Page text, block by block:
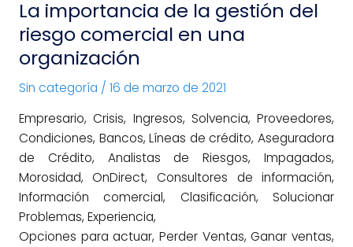
La importancia de la gestión del
riesgo comercial en una
organización
Sin categoría / 16 de marzo de 2021
Empresario, Crisis, Ingresos, Solvencia, Proveedores,
Condiciones, Bancos, Líneas de crédito, Aseguradora
de Crédito, Analistas de Riesgos, Impagados,
Morosidad, OnDirect, Consultores de información,
Información comercial, Clasificación, Solucionar
Problemas, Experiencia,
Opciones para actuar, Perder Ventas, Ganar ventas,
riesgo
comercial
una
organización